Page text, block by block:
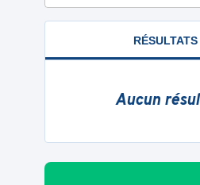
RÉSULTATS
Aucun